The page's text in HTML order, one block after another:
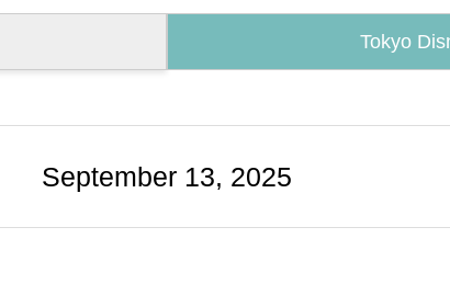
Tokyo
September 13, 2025